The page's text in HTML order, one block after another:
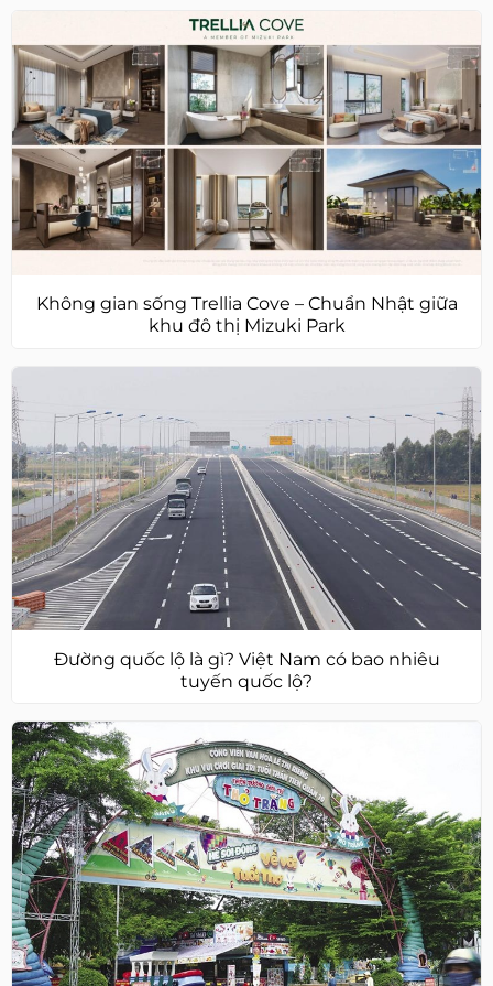
Không gian sống Trellia Cove – Chuẩn Nhật giữa
khu đô thị Mizuki Park
Đường quốc lộ là gì? Việt Nam có bao nhiêu
tuyến quốc lộ?